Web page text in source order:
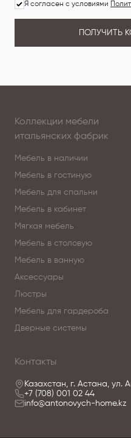
Я согласен с условиями
ПОЛУЧИТЬ
Коллекции мебели
итальянских фабрик
Мебель в наличии
Мебель в гостиную
Мебель для спальни
Мебель в кабинет
Мягкая мебель
Мебель в столовую
Мебель в ванную
Аксессуары
Люстры
Мебель для гардероба
Дверные системы
Контакты
Казахстан, г. Астана, ул.
+7 (708) 001 02 44
info@antonovych-home.kz